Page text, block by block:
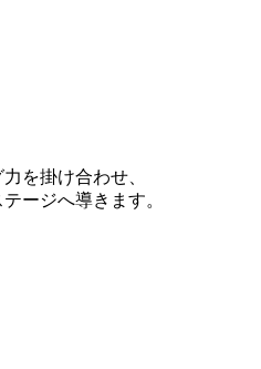
を掛け合わせ、
ージへ導きます。